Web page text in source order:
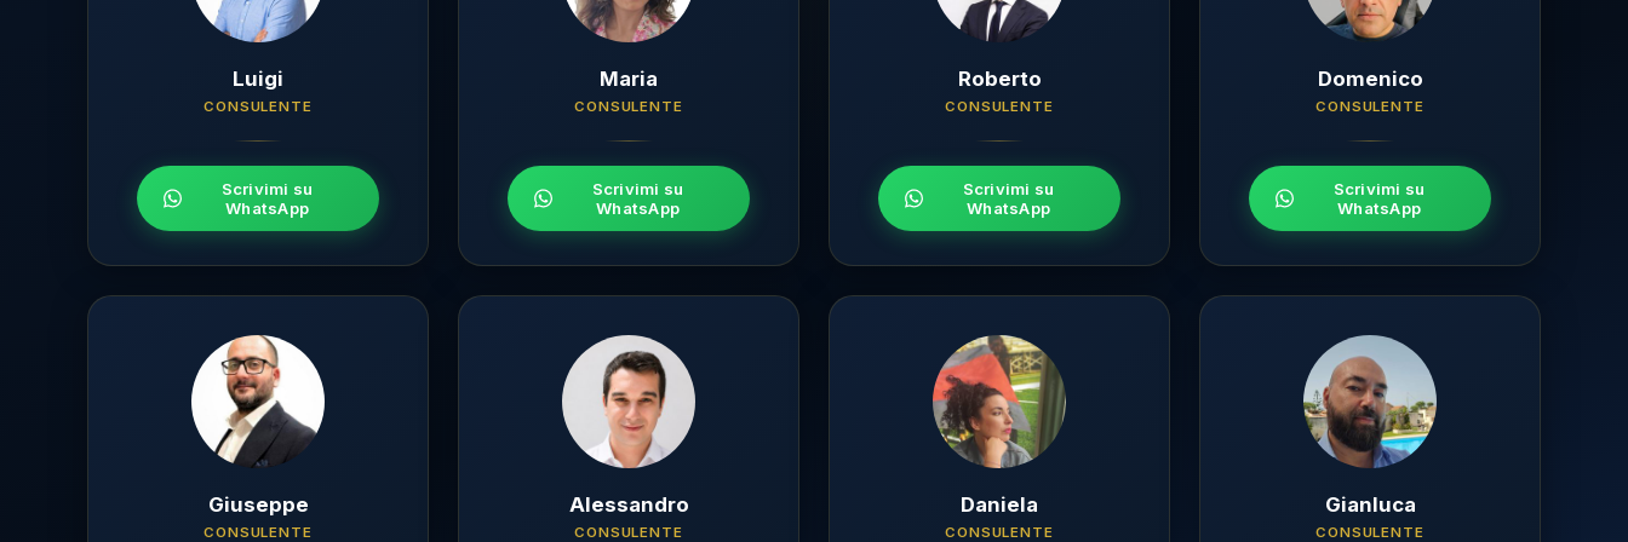
Luigi
CONSULENTE
Scrivimi su
WhatsApp
Maria
CONSULENTE
Scrivimi su
WhatsApp
Roberto
CONSULENTE
Scrivimi su
WhatsApp
Domenico
CONSULENTE
Scrivimi su
WhatsApp
Giuseppe
CONSULENTE
Alessandro
CONSULENTE
Daniela
CONSULENTE
Gianluca
CONSULENTE